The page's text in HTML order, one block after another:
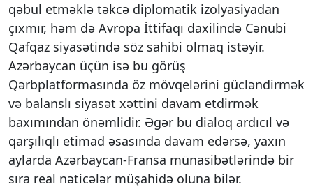
qəbul etməklə təkcə diplomatik izolyasiyadan
çıxmır, həm də Avropa İttifaqı daxilində Cənubi
Qafqaz siyasətində söz sahibi olmaq istəyir.
Azərbaycan üçün isə bu görüş
Qərbplatformasında öz mövqelərini gücləndirmək
və balanslı siyasət xəttini davam etdirmək
baxımından önəmlidir. Əgər bu dialoq ardıcıl və
qarşılıqlı etimad əsasında davam edərsə, yaxın
aylarda Azərbaycan-Fransa münasibətlərində bir
sıra real nəticələr müşahidə oluna bilər.